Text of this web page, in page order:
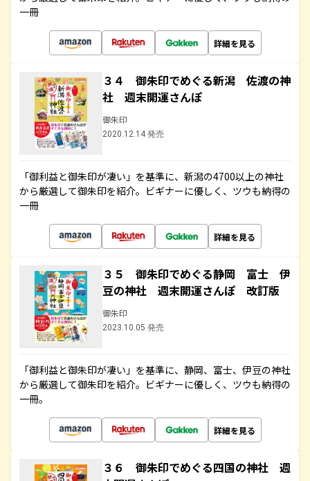
一冊
詳細を見る
３４ 御朱印でめぐる新潟 佐渡の神
社 週末開運さんぽ
御朱印
2020.12.14 発売
「御利益と御朱印が凄い」を基準に、新潟の4700以上の神社
から厳選して御朱印を紹介。ビギナーに優しく、ツウも納得の
一冊
詳細を見る
３５ 御朱印でめぐる静岡 富士 伊
豆の神社 週末開運さんぽ 改訂版
御朱印
2023.10.05 発売
「御利益と御朱印が凄い」を基準に、静岡、富士、伊豆の神社
から厳選して御朱印を紹介。ビギナーに優しく、ツウも納得の
一冊。
詳細を見る
３６ 御朱印でめぐる四国の神社 週